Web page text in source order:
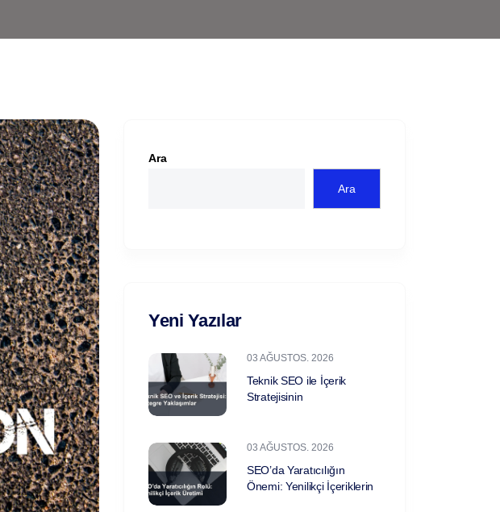
Ara
Ara
Yeni Yazılar
03 AĞUSTOS. 2026
Teknik SEO ile İçerik
Stratejisinin
03 AĞUSTOS. 2026
SEO’da Yaratıcılığın
Önemi: Yenilikçi İçeriklerin